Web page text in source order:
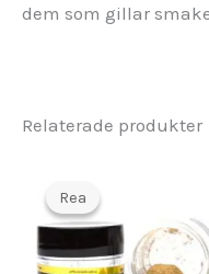
dem som gillar
Relaterade produkter
Rea
Rea